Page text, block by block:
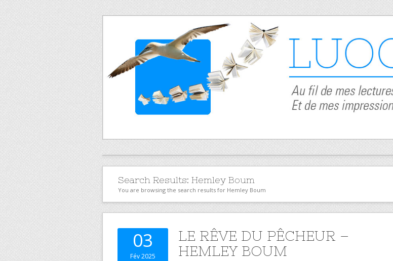
Search Results: Hemley Boum
You are browsing the search results for Hemley Boum
03
Fév 2025
LE RÊVE DU PÊCHEUR –
HEMLEY BOUM